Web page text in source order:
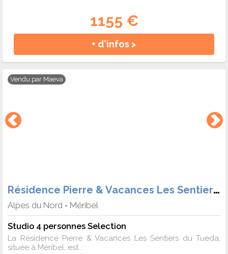
1155 €
+ d'infos >
Vendu par Maeva
Résidence Pierre & Vacances Les Sentiers du Tueda
Alpes du Nord - Méribel
Studio 4 personnes Selection
La Résidence Pierre & Vacances Les Sentiers du Tueda,
située à Méribel, est...